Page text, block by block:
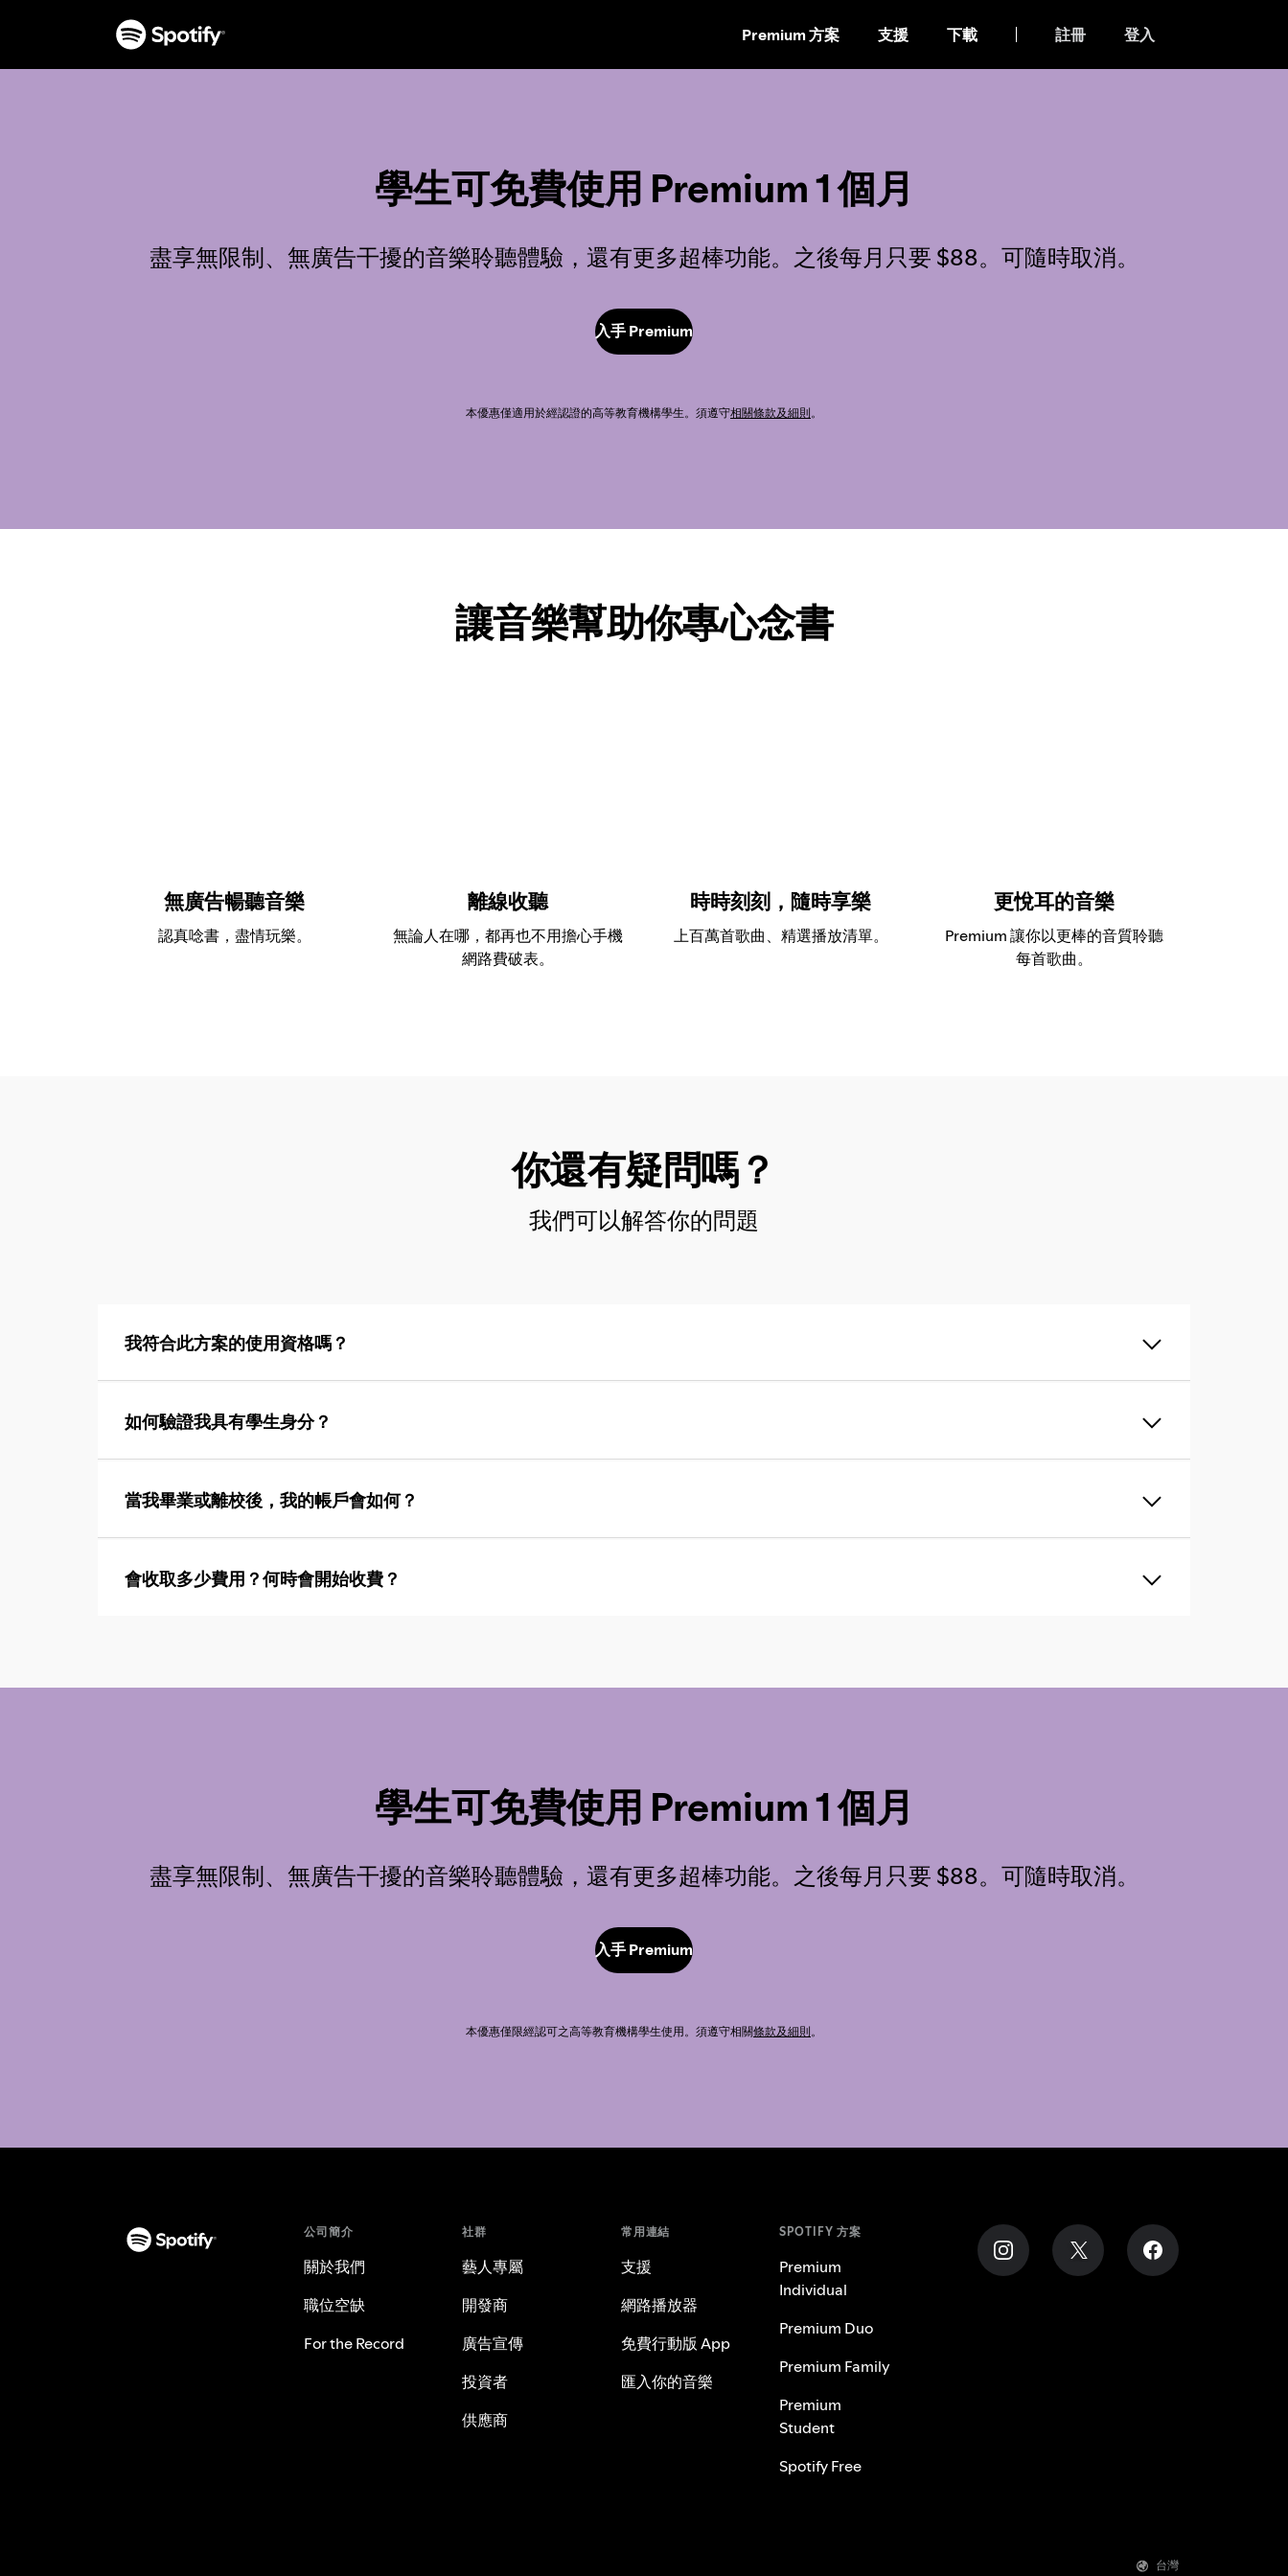
至
Premium 方案 支援 下載 註冊 登入
學生可免費使用 Premium 1 個月
盡享無限制、無廣告干擾的音樂聆聽體驗，還有更多超棒功能。之後每月只要 $88。可隨時取消。
入手 Premium
本優惠僅適用於經認證的高等教育機構學生。須遵守相關條款及細則。
讓音樂幫助你專心念書
無廣告暢聽音樂
認真唸書，盡情玩樂。
離線收聽
無論人在哪，都再也不用擔心手機
網路費破表。
時時刻刻，隨時享樂
上百萬首歌曲、精選播放清單。
更悅耳的音樂
Premium 讓你以更棒的音質聆聽
每首歌曲。
你還有疑問嗎？
我們可以解答你的問題
我符合此方案的使用資格嗎？
如何驗證我具有學生身分？
當我畢業或離校後，我的帳戶會如何？
會收取多少費用？何時會開始收費？
學生可免費使用 Premium 1 個月
盡享無限制、無廣告干擾的音樂聆聽體驗，還有更多超棒功能。之後每月只要 $88。可隨時取消。
入手 Premium
本優惠僅限經認可之高等教育機構學生使用。須遵守相關條款及細則。
公司簡介
關於我們
職位空缺
For the Record
社群
藝人專屬
開發商
廣告宣傳
投資者
供應商
常用連結
支援
網路播放器
免費行動版 App
匯入你的音樂
SPOTIFY 方案
Premium
Individual
Premium Duo
Premium Family
Premium
Student
Spotify Free
台灣